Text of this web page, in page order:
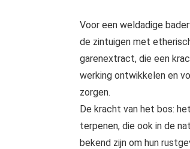
Voor een weldadige
de zintuigen met
garenextract, die een
werking ontwikkelen en
zorgen.
De kracht van het bos:
terpenen, die ook in de
bekend zijn om hun